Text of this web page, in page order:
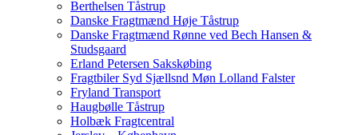
Berthelsen Tåstrup
Danske Fragtmænd Høje Tåstrup
Danske Fragtmænd Rønne ved Bech Hansen &
Studsgaard
Erland Petersen Sakskøbing
Fragtbiler Syd Sjællsnd Møn Lolland Falster
Fryland Transport
Haugbølle Tåstrup
Holbæk Fragtcentral